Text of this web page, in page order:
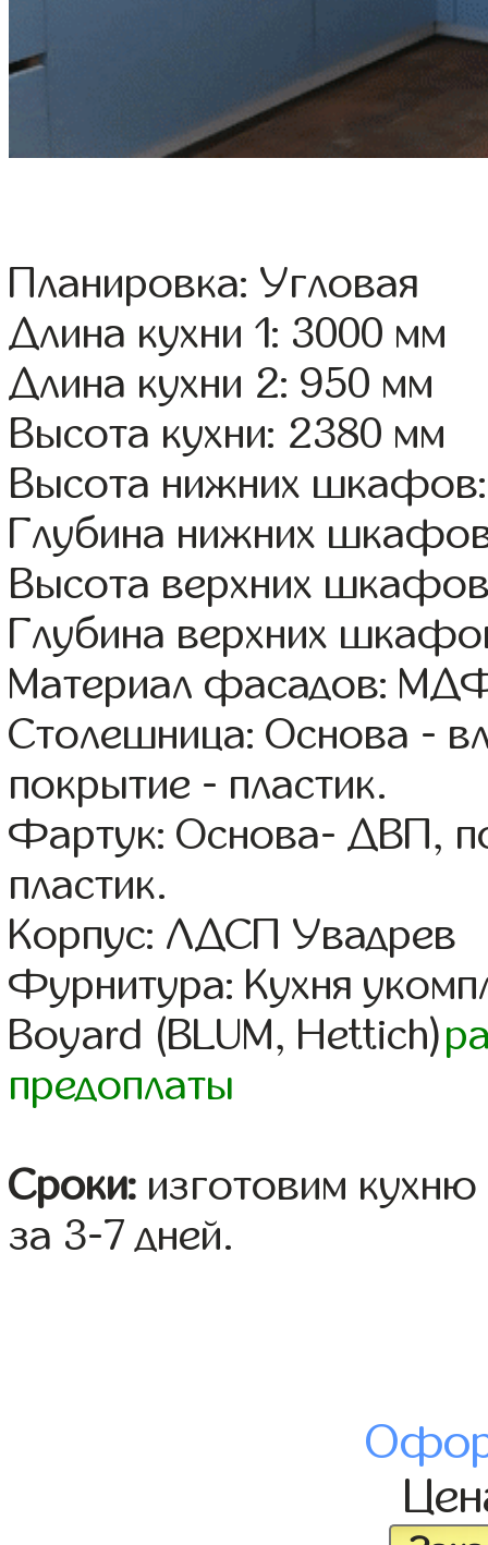
Планировка: Угловая
Длина кухни 1: 3000 мм
Длина кухни 2: 950 мм
Высота кухни: 2380 мм
Высота нижних
Глубина нижних
Высота верхних
Глубина верхних
Материал фасадов:
Столешница: Основа -
покрытие - пластик.
Фартук: Основа- ДВП,
пластик.
Корпус: ЛДСП Увадрев
Фурнитура: Кухня
Boyard (BLUM, Hettich)
предоплаты
Сроки: изготовим
за 3-7 дней.